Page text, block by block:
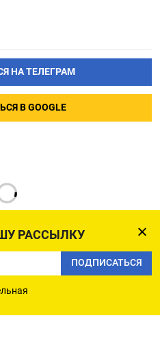
РАССЫЛКУ
ПОДПИСАТЬСЯ
НА ТЕЛЕГРАМ
В GOOGLE